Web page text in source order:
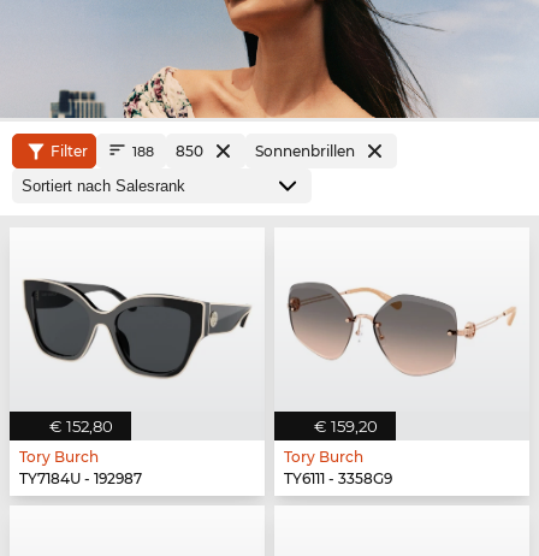
Filter 188 850 Sonnenbrillen
€ 152,80
Tory Burch
TY7184U - 192987
€ 159,20
Tory Burch
TY6111 - 3358G9